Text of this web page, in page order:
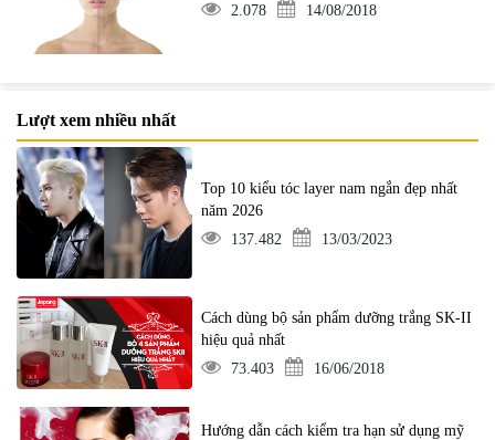
2.078
14/08/2018
Lượt xem nhiều nhất
Top 10 kiểu tóc layer nam ngắn đẹp nhất
năm 2026
137.482
13/03/2023
Cách dùng bộ sản phẩm dưỡng trắng SK-II
hiệu quả nhất
73.403
16/06/2018
Hướng dẫn cách kiểm tra hạn sử dụng mỹ